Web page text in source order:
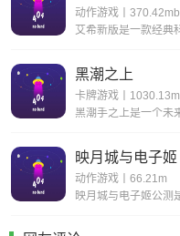
动作游戏丨370.42mb
黑潮之上
卡牌游戏丨1030.13m
映月城与电子姬
动作游戏丨66.21m